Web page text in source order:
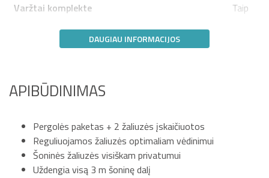
Varžtai komplekte
Taip
DAUGIAU INFORMACIJOS
APIBŪDINIMAS
Pergolės paketas + 2 žaliuzės įskaičiuotos
Reguliuojamos žaliuzės optimaliam vėdinimui
Šoninės žaliuzės visiškam privatumui
Uždengia visą 3 m šoninę dalį